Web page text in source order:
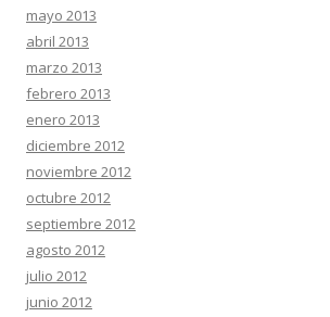
mayo 2013
abril 2013
marzo 2013
febrero 2013
enero 2013
diciembre 2012
noviembre 2012
octubre 2012
septiembre 2012
agosto 2012
julio 2012
junio 2012